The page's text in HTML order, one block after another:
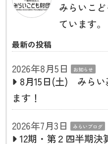
みらいこ
ています。
最新の投稿
2026年8月5日 お知らせ
8月15日(土) みらい
ます！
2026年7月3日
みらいブログ
12期・第２四半期決